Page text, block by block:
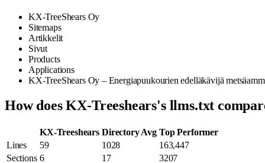
KX-TreeShears Oy
Sitemaps
Artikkelit
Sivut
Products
Applications
KX-TreeShears Oy – Energiapuukourien edelläkävijä
How does KX-Treeshears's llms.txt
KX-Treeshears Directory Avg Top Performer
Lines
59 1028
163,447
Sections 6 17 3207